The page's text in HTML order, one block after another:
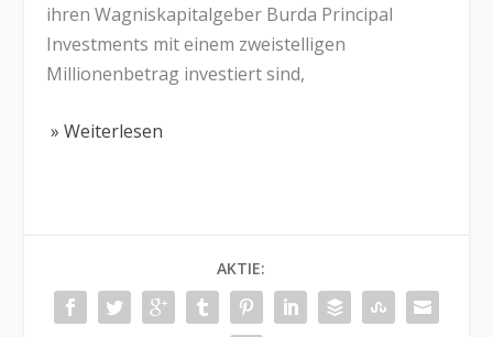
ihren Wagniskapitalgeber Burda Principal
Investments mit einem zweistelligen
Millionenbetrag investiert sind,
» Weiterlesen
AKTIE: